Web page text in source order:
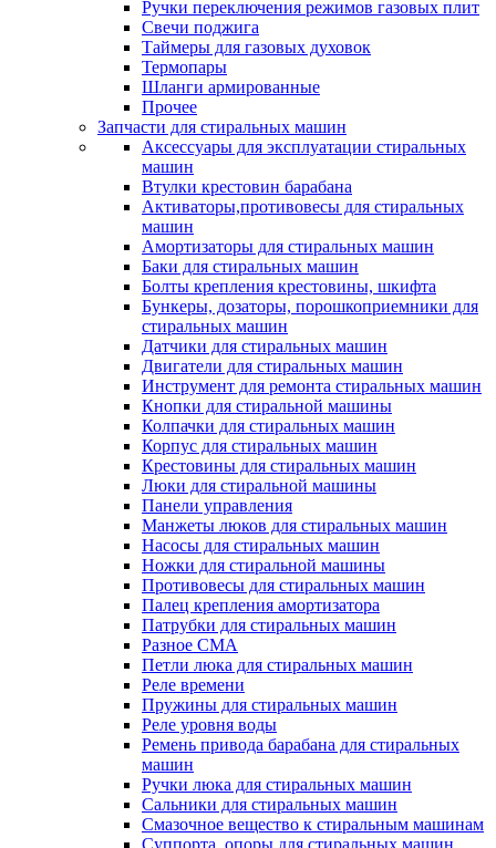
Ручки переключения режимов газовых плит
Свечи поджига
Таймеры для газовых духовок
Термопары
Шланги армированные
Прочее
Запчасти для стиральных машин
Аксессуары для эксплуатации стиральных
машин
Втулки крестовин барабана
Активаторы,противовесы для стиральных
машин
Амортизаторы для стиральных машин
Баки для стиральных машин
Болты крепления крестовины, шкифта
Бункеры, дозаторы, порошкоприемники для
стиральных машин
Датчики для стиральных машин
Двигатели для стиральных машин
Инструмент для ремонта стиральных машин
Кнопки для стиральной машины
Колпачки для стиральных машин
Корпус для стиральных машин
Крестовины для стиральных машин
Люки для стиральной машины
Панели управления
Манжеты люков для стиральных машин
Насосы для стиральных машин
Ножки для стиральной машины
Противовесы для стиральных машин
Палец крепления амортизатора
Патрубки для стиральных машин
Разное СМА
Петли люка для стиральных машин
Реле времени
Пружины для стиральных машин
Реле уровня воды
Ремень привода барабана для стиральных
машин
Ручки люка для стиральных машин
Сальники для стиральных машин
Смазочное вещество к стиральным машинам
Суппорта, опоры для стиральных машин